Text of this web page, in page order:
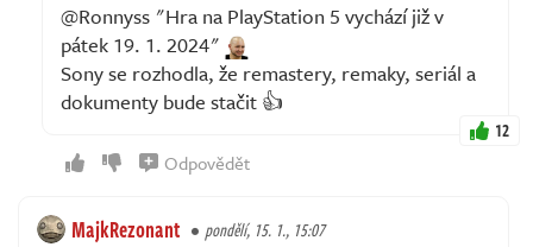
@Ronnyss "Hra na PlayStation 5 vychází již v
pátek 19. 1. 2024"
Sony se rozhodla, že remastery, remaky, seriál a
dokumenty bude stačit 👍
12
Odpovědět
MajkRezonant pondělí, 15. 1., 15:07